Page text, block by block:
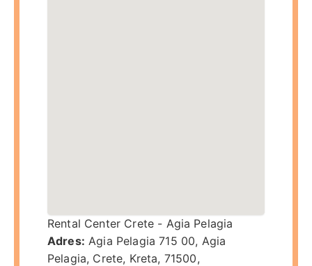
Rental Center Crete - Agia Pelagia
Adres: Agia Pelagia 715 00, Agia
Pelagia, Crete, Kreta, 71500,